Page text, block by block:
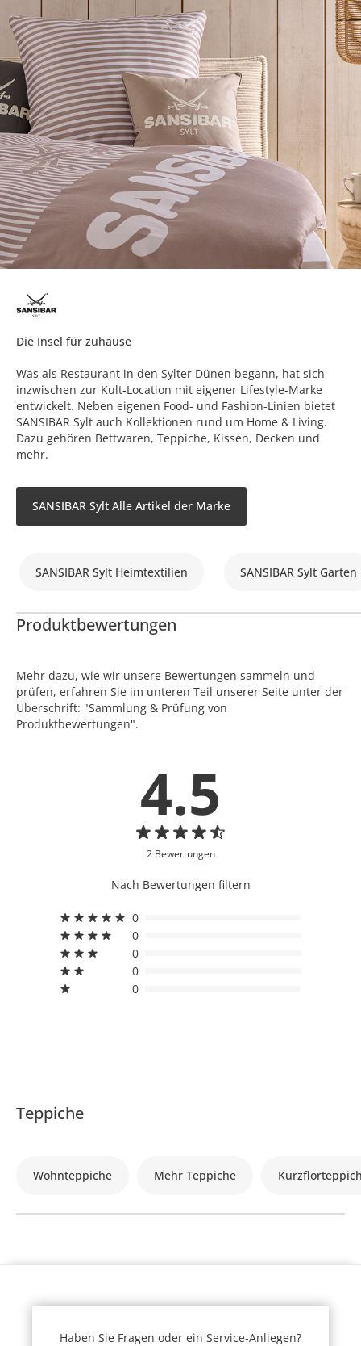
Die Insel für zuhause
Was als Restaurant in den Sylter Dünen begann, hat sich
inzwischen zur Kult-Location mit eigener Lifestyle-Marke
entwickelt. Neben eigenen Food- und Fashion-Linien bietet
SANSIBAR Sylt auch Kollektionen rund um Home & Living.
Dazu gehören Bettwaren, Teppiche, Kissen, Decken und
mehr.
SANSIBAR Sylt Alle Artikel der Marke
SANSIBAR Sylt Heimtextilien SANSIBAR Sylt Garten
Produktbewertungen
Mehr dazu, wie wir unsere Bewertungen sammeln und
prüfen, erfahren Sie im unteren Teil unserer Seite unter der
Überschrift: "Sammlung & Prüfung von
Produktbewertungen".
4.5
2 Bewertungen
Nach Bewertungen filtern
0
0
0
0
0
Teppiche
Wohnteppiche Mehr Teppiche
Haben Sie Fragen oder ein Service-Anliegen?